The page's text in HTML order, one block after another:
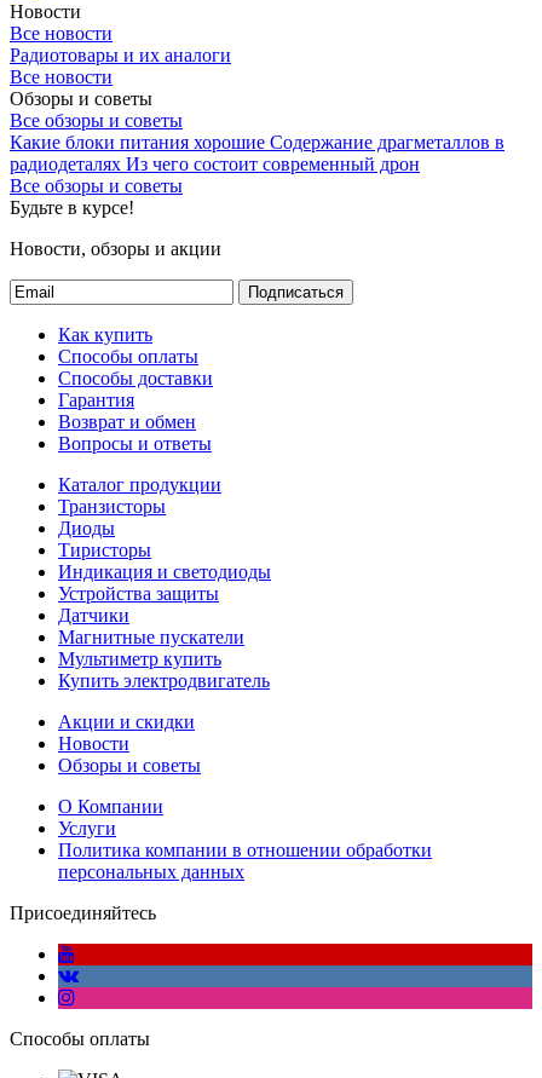
Новости
Все новости
Радиотовары и их аналоги
Все новости
Обзоры и советы
Все обзоры и советы
Какие блоки питания хорошие Содержание драгметаллов в
радиодеталях Из чего состоит современный дрон
Все обзоры и советы
Будьте в курсе!
Новости, обзоры и акции
Подписаться
Как купить
Способы оплаты
Способы доставки
Гарантия
Возврат и обмен
Вопросы и ответы
Каталог продукции
Транзисторы
Диоды
Тиристоры
Индикация и светодиоды
Устройства защиты
Датчики
Магнитные пускатели
Мультиметр купить
Купить электродвигатель
Акции и скидки
Новости
Обзоры и советы
О Компании
Услуги
Политика компании в отношении обработки
персональных данных
Присоединяйтесь
Способы оплаты